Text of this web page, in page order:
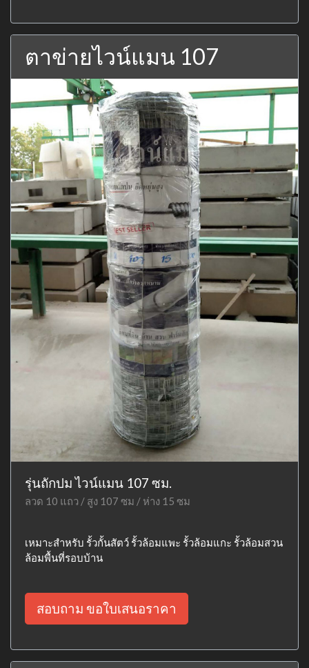
ตาข่ายไวน์แมน 107
รุ่นถักปม ไวน์แมน 107 ซม.
ลวด 10 แถว / สูง 107 ซม / ห่าง 15 ซม
เหมาะสำหรับ รั้วกั้นสัตว์ รั้วล้อมแพะ รั้วล้อมแกะ รั้วล้อมสวน
ล้อมพื้นที่รอบบ้าน
สอบถาม ขอใบเสนอราคา